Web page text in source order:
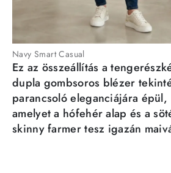
Navy Smart Casual
Ez az összeállítás a
dupla gombsoros blézer
parancsoló eleganciájára épül,
amelyet a hófehér alap és a
skinny farmer tesz igazán